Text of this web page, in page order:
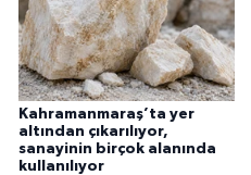
Kahramanmaraş’ta yer
altından çıkarılıyor,
sanayinin birçok alanında
kullanılıyor